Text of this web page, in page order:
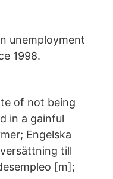
unemployment
1998.
of not being
in a gainful
Engelska
till
[m];